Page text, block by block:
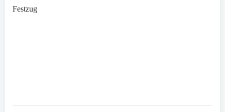
Festzug